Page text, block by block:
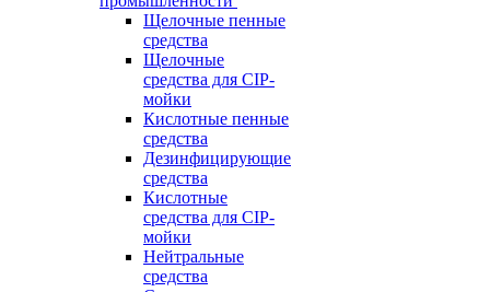
Щелочные пенные
средства
Щелочные
средства для CIP-
мойки
Кислотные пенные
средства
Дезинфицирующие
средства
Кислотные
средства для CIP-
мойки
Нейтральные
средства